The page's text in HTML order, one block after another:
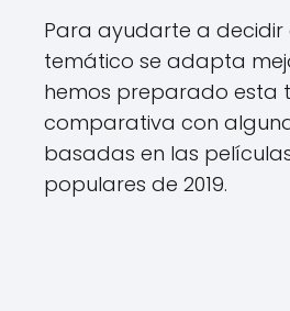
Para ayudarte a decidir
temático se adapta
hemos preparado esta
comparativa con
basadas en las
populares de 2019.